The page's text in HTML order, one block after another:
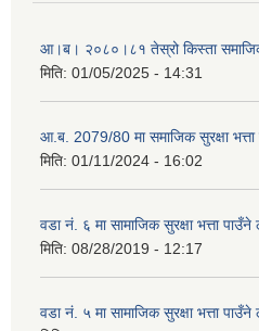
आ।ब। २०८०।८१ तेस्रो किस्ता समाजिक
मिति: 01/05/2025 - 14:31
आ.ब. 2079/80 मा समाजिक सुरक्षा भत्ता
मिति: 01/11/2024 - 16:02
वडा नं. ६ मा सामाजिक सुरक्षा भत्ता पाउँने
मिति: 08/28/2019 - 12:17
वडा नं. ५ मा सामाजिक सुरक्षा भत्ता पाउँने